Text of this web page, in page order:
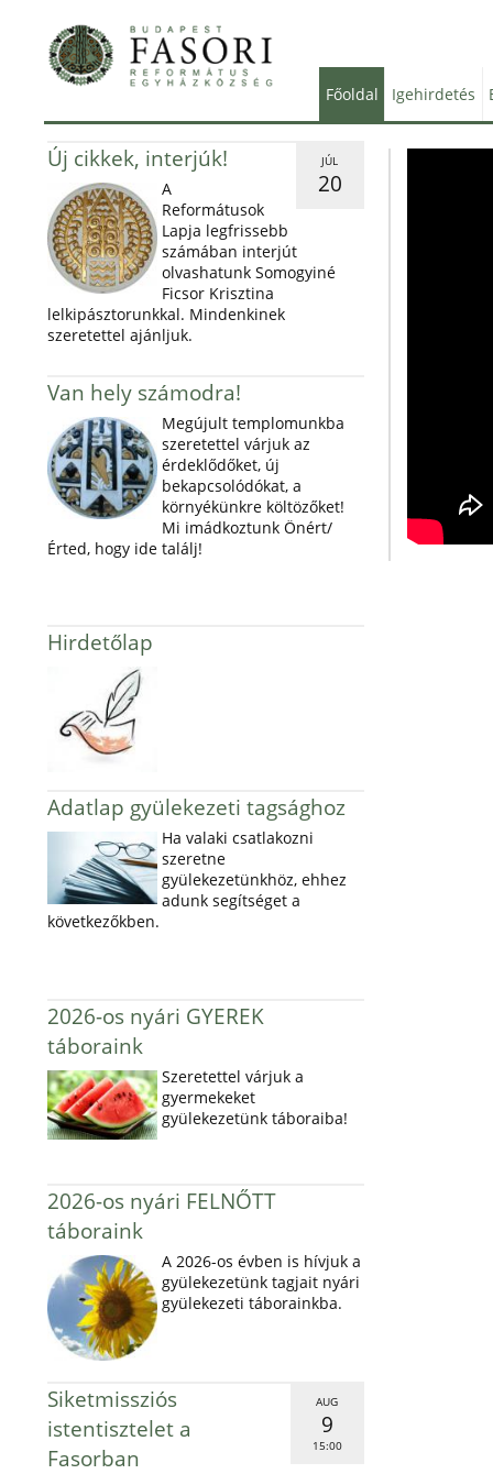
Főoldal Igehirdetés
JÚL
20
Új cikkek, interjúk!
A
Reformátusok
Lapja legfrissebb
számában interjút
olvashatunk Somogyiné
Ficsor Krisztina
lelkipásztorunkkal. Mindenkinek
szeretettel ajánljuk.
Van hely számodra!
Megújult templomunkba
szeretettel várjuk az
érdeklődőket, új
bekapcsolódókat, a
környékünkre költözőket!
Mi imádkoztunk Önért/
Érted, hogy ide találj!
Hirdetőlap
Adatlap gyülekezeti tagsághoz
Ha valaki csatlakozni
szeretne
gyülekezetünkhöz, ehhez
adunk segítséget a
következőkben.
2026-os nyári GYEREK
táboraink
Szeretettel várjuk a
gyermekeket
gyülekezetünk táboraiba!
2026-os nyári FELNŐTT
táboraink
A 2026-os évben is hívjuk a
gyülekezetünk tagjait nyári
gyülekezeti táborainkba.
AUG
9
15:00
Siketmissziós
istentisztelet a
Fasorban